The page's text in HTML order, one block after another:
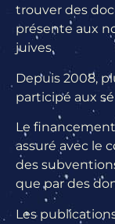
trouver des
présente aux
juives.
Depuis 2008,
participé aux
Le
assuré avec le
des
que par des
Les